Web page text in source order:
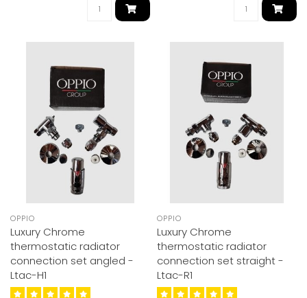
OPPIO
Luxury Chrome
thermostatic radiator
connection set angled -
Ltac-H1
OPPIO
Luxury Chrome
thermostatic radiator
connection set straight -
Ltac-R1